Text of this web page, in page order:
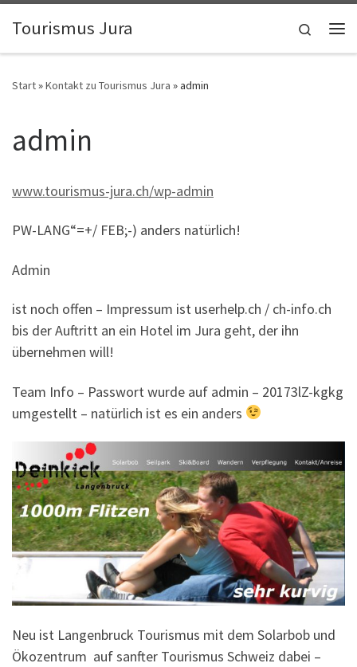
Zum Inhalt springen
Tourismus Jura
Search
Start»Kontakt zu Tourismus Jura »admin
admin
www.tourismus-jura.ch/wp-admin
PW-LANG“=+/ FEB;-) anders natürlich!
Admin
ist noch offen – Impressum ist userhelp.ch / ch-info.ch
bis der Auftritt an ein Hotel im Jura geht, der ihn
übernehmen will!
Team Info – Passwort wurde auf admin – 20173lZ-kgkg
umgestellt – natürlich ist es ein anders
Neu ist Langenbruck Tourismus mit dem Solarbob und
Ökozentrum auf sanfter Tourismus Schweiz dabei –